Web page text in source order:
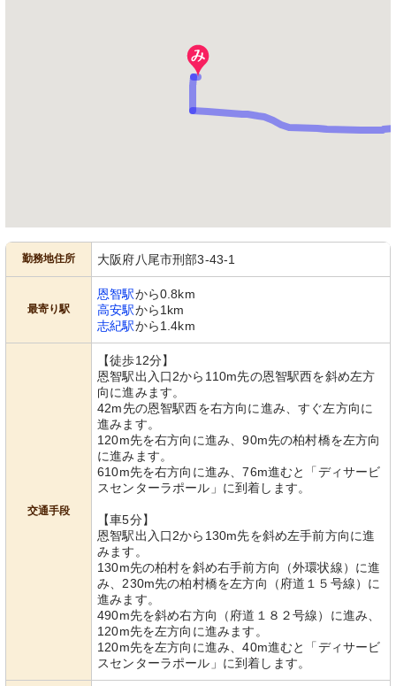
勤務地住所 大阪府八尾市刑部3-43-1
最寄り駅
恩智駅から0.8km
高安駅から1km
志紀駅から1.4km
交通手段
【徒歩12分】
恩智駅出入口2から110m先の恩智駅西を斜め左方
向に進みます。
42m先の恩智駅西を右方向に進み、すぐ左方向に
進みます。
120m先を右方向に進み、90m先の柏村橋を左方向
に進みます。
610m先を右方向に進み、76m進むと「ディサービ
スセンターラポール」に到着します。
【車5分】
恩智駅出入口2から130m先を斜め左手前方向に進
みます。
130m先の柏村を斜め右手前方向（外環状線）に進
み、230m先の柏村橋を左方向（府道１５号線）に
進みます。
490m先を斜め右方向（府道１８２号線）に進み、
120m先を左方向に進みます。
120m先を左方向に進み、40m進むと「ディサービ
スセンターラポール」に到着します。